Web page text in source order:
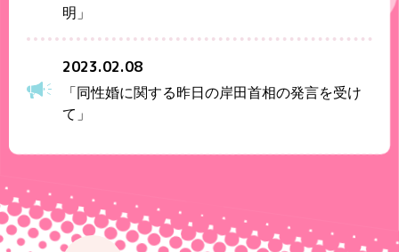
明」
2023.02.08
「同性婚に関する昨日の岸田首相の発言を受け
て」
同性婚否定は「違憲」札幌地裁が初判断につい
ての声明